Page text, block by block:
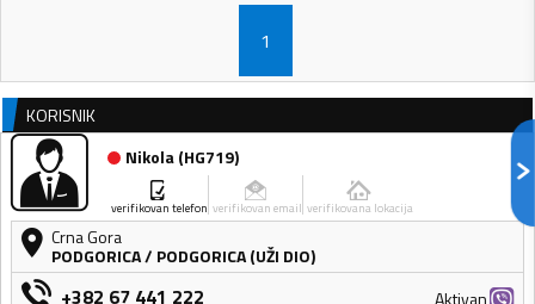
1
KORISNIK
Nikola(HG719)
verifikovan telefon verifikovan email verifikovana lokacija
Crna Gora
PODGORICA/ PODGORICA (UŽI DIO)
+382 67 441 222 Aktivan